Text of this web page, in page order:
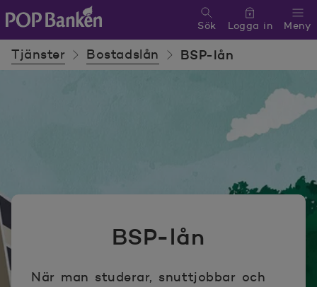
POP banken, till hemsidan
Meny
Sök Logga in
Tjänster Bostadslån BSP-lån
BSP-lån
När man studerar, snuttjobbar och